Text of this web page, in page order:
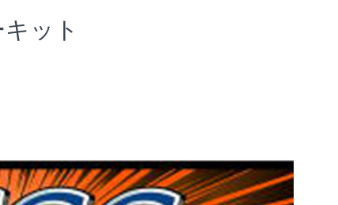
ット